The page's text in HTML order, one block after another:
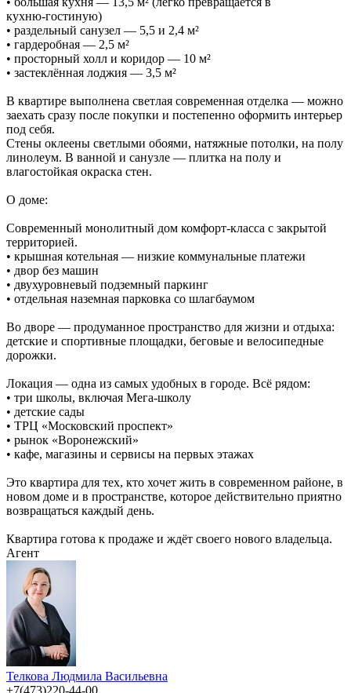
кухню‑гостиную)
• раздельный санузел — 5,5 и 2,4 м²
• гардеробная — 2,5 м²
• просторный холл и коридор — 10 м²
• застеклённая лоджия — 3,5 м²
В квартире выполнена светлая современная отделка — можно
заехать сразу после покупки и постепенно оформить интерьер
под себя.
Стены оклеены светлыми обоями, натяжные потолки, на полу
линолеум. В ванной и санузле — плитка на полу и
влагостойкая окраска стен.
О доме:
Современный монолитный дом комфорт‑класса с закрытой
территорией.
• крышная котельная — низкие коммунальные платежи
• двор без машин
• двухуровневый подземный паркинг
• отдельная наземная парковка со шлагбаумом
Во дворе — продуманное пространство для жизни и отдыха:
детские и спортивные площадки, беговые и велосипедные
дорожки.
Локация — одна из самых удобных в городе. Всё рядом:
• три школы, включая Мега‑школу
• детские сады
• ТРЦ «Московский проспект»
• рынок «Воронежский»
• кафе, магазины и сервисы на первых этажах
Это квартира для тех, кто хочет жить в современном районе, в
новом доме и в пространстве, которое действительно приятно
возвращаться каждый день.
Квартира готова к продаже и ждёт своего нового владельца.
Агент
Телкова Людмила Васильевна
+7(473)220-44-00